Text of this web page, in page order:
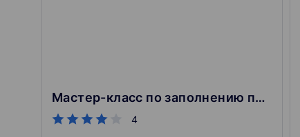
Мастер-класс по заполнению платежек и уведомлений по ЕНП + работа в 1С
4